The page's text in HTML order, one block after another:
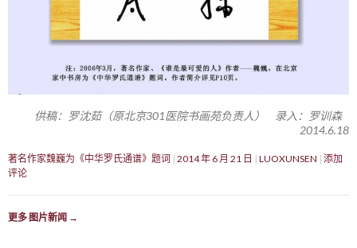
供稿：罗沈茹（原北京301医院书画苑负责人） 录入：罗训森
2014.6.18
著名作家魏巍为《中华罗氏通谱》题词 2014 年 6 月 21 日 LUOXUNSEN 添加
评论
更多 图片新闻 →